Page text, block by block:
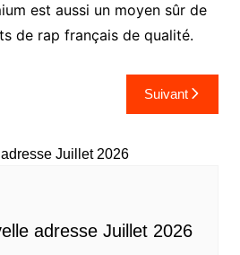
est aussi un moyen sûr de
de rap français de qualité.
Suivant
adresse Juillet 2026